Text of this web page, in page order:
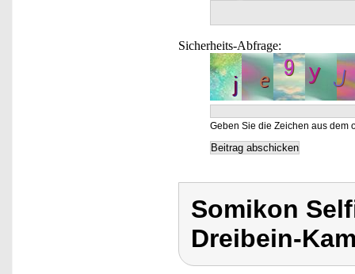
Sicherheits-Abfrage:
Geben Sie die Zeichen aus dem
Somikon
Dreibein-